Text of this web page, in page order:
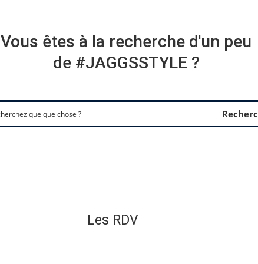
Vous êtes à la recherche d'un peu
de #JAGGSSTYLE ?
Les RDV